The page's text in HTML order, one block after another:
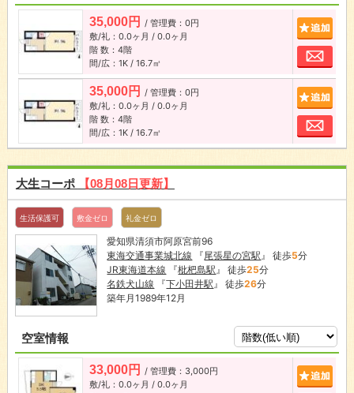
35,000円
/ 管理費：0円
敷/礼：0.0ヶ月 / 0.0ヶ月
階 数：4階
間/広：1K / 16.7㎡
お
35,000円
/ 管理費：0円
敷/礼：0.0ヶ月 / 0.0ヶ月
階 数：4階
間/広：1K / 16.7㎡
お
大生コーポ 【08月08日更新】
生活保護可 敷金ゼロ 礼金ゼロ
愛知県清須市阿原宮前96
東海交通事業城北線 『尾張星の宮駅 』 徒歩5分
JR東海道本線 『枇杷島駅 』 徒歩25分
名鉄犬山線 『下小田井駅 』 徒歩26分
築年月1989年12月
空室情報
33,000円 / 管理費：3,000円
敷/礼：0.0ヶ月 / 0.0ヶ月